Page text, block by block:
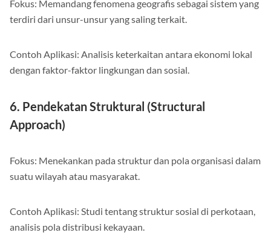
Fokus: Memandang fenomena geografis sebagai sistem yang
terdiri dari unsur-unsur yang saling terkait.
Contoh Aplikasi: Analisis keterkaitan antara ekonomi lokal
dengan faktor-faktor lingkungan dan sosial.
6. Pendekatan Struktural (Structural
Approach)
Fokus: Menekankan pada struktur dan pola organisasi dalam
suatu wilayah atau masyarakat.
Contoh Aplikasi: Studi tentang struktur sosial di perkotaan,
analisis pola distribusi kekayaan.